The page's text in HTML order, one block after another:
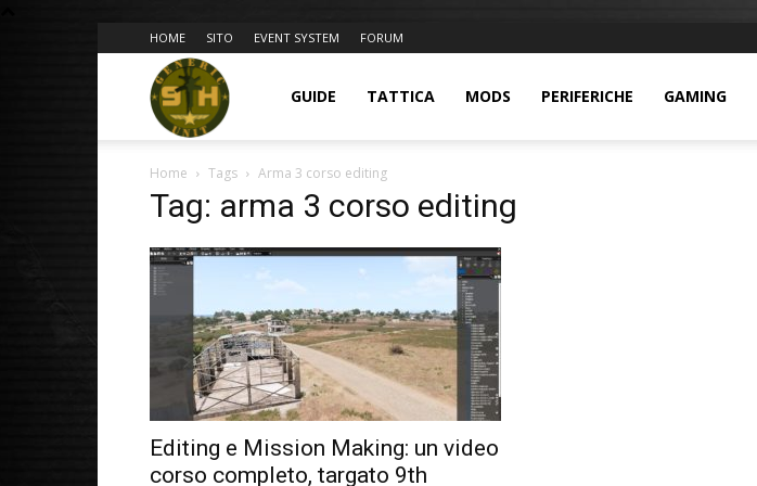
HOME SITO EVENT SYSTEM FORUM
BLOG
9GU
GUIDE TATTICA MODS PERIFERICHE GAMING
Home Tags Arma 3 corso editing
Tag: arma 3 corso editing
Editing e Mission Making: un video
corso completo, targato 9th